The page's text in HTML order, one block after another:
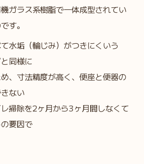
ガラス系樹脂で一体成型されてい
す。
水垢（輪じみ）がつきにくいう
同様に
、寸法精度が高く、便座と便器の
ない
掃除を2ヶ月から3ヶ月間しなくて
要因で